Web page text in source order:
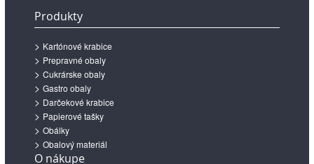
Produkty
Kartónové krabice
Prepravné obaly
Cukrárske obaly
Gastro obaly
Darčekové krabice
Papierové tašky
Obálky
Obalový materiál
O nákupe